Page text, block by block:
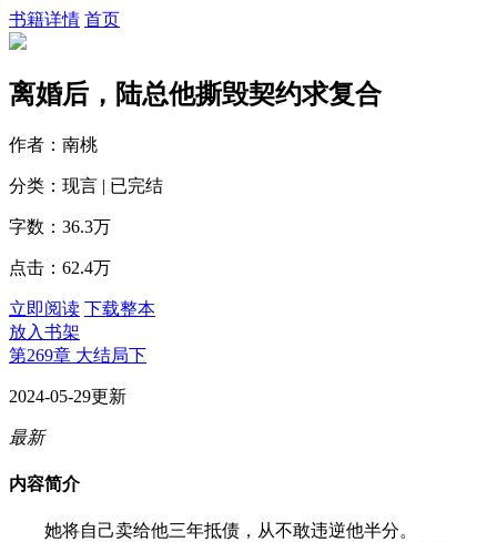
书籍详情 首页
离婚后，陆总他撕毁契约求复合
作者：南桃
分类：现言 | 已完结
字数：36.3万
点击：62.4万
立即阅读 下载整本
放入书架
第269章 大结局下
2024-05-29更新
最新
内容简介
她将自己卖给他三年抵债，从不敢违逆他半分。